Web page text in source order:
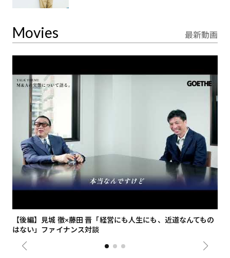
Movies 最新動画
【後編】見城 徹×藤田 晋「経営にも人生にも、近道なんてもの
はない」ファイナンス対談